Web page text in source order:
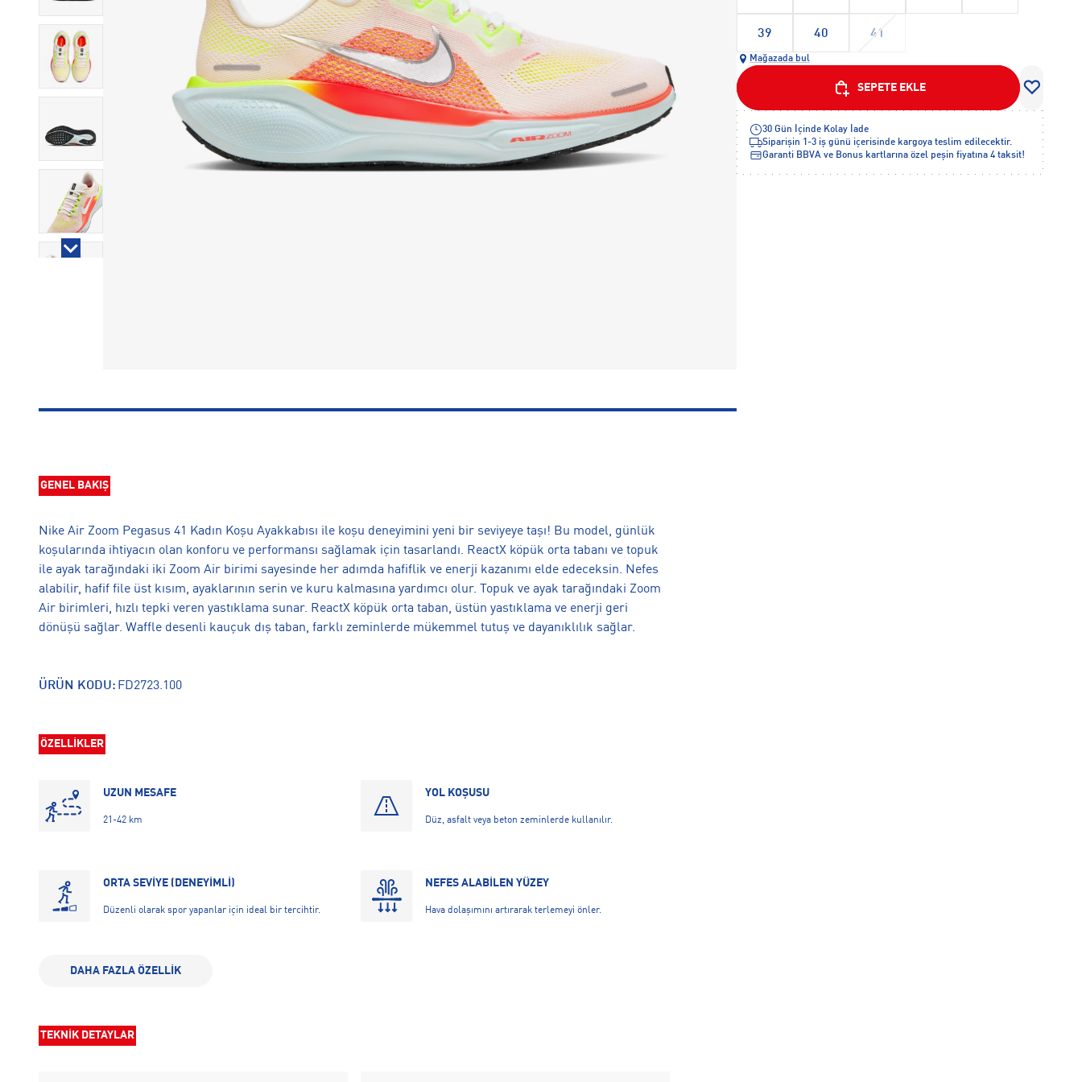
GENEL BAKIŞ
Nike Air Zoom Pegasus 41 Kadın Koşu Ayakkabısı ile koşu deneyimini yeni bir seviyeye taşı! Bu model, günlük
koşularında ihtiyacın olan konforu ve performansı sağlamak için tasarlandı. ReactX köpük orta tabanı ve topuk
ile ayak tarağındaki iki Zoom Air birimi sayesinde her adımda hafiflik ve enerji kazanımı elde edeceksin. Nefes
alabilir, hafif file üst kısım, ayaklarının serin ve kuru kalmasına yardımcı olur. Topuk ve ayak tarağındaki Zoom
Air birimleri, hızlı tepki veren yastıklama sunar. ReactX köpük orta taban, üstün yastıklama ve enerji geri
dönüşü sağlar. Waffle desenli kauçuk dış taban, farklı zeminlerde mükemmel tutuş ve dayanıklılık sağlar.
ÜRÜN KODU: FD2723.100
ÖZELLİKLER
UZUN MESAFE
21-42 km
YOL KOŞUSU
Düz, asfalt veya beton zeminlerde kullanılır.
ORTA SEVİYE (DENEYİMLİ)
Düzenli olarak spor yapanlar için ideal bir tercihtir.
NEFES ALABİLEN YÜZEY
Hava dolaşımını artırarak terlemeyi önler.
REACTX ORTA TABAN
DAHA FAZLA ÖZELLİK
TEKNİK DETAYLAR
39 40 41
Mağazada bul
SEPETE EKLE
30 Gün İçinde Kolay İade
Siparişin 1-3 iş günü içerisinde kargoya teslim edilecektir.
Garanti BBVA ve Bonus kartlarına özel peşin fiyatına 4 taksit!